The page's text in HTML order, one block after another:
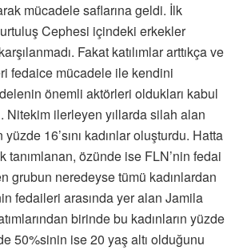
mücadele saflarına geldi. İlk
Cephesi içindeki erkekler
Fakat katılımlar arttıkça ve
fedaice mücadele ile kendini
önemli aktörleri oldukları kabul
Nitekim ilerleyen yıllarda silah alan
16’sını kadınlar oluşturdu. Hatta
tanımlanan, özünde ise FLN’nin fedai
grubun neredeyse tümü kadınlardan
fedaileri arasında yer alan Jamila
birinde bu kadınların yüzde
50%sinin ise 20 yaş altı olduğunu